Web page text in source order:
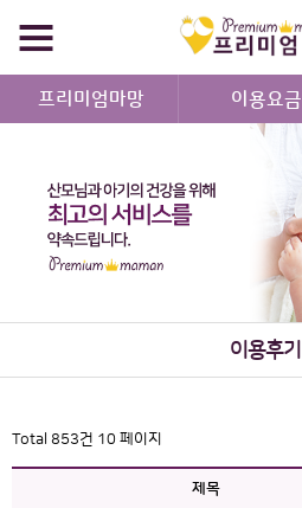
프리미엄마망 이용요금
이용후기
Total 853건 10 페이지
제목